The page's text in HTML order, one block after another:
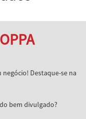
OPPA
Destaque-se na
bem divulgado?